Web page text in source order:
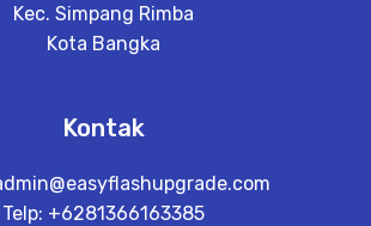
Kec. Simpang Rimba
Kota Bangka
Kontak
Telp: +6281366163385